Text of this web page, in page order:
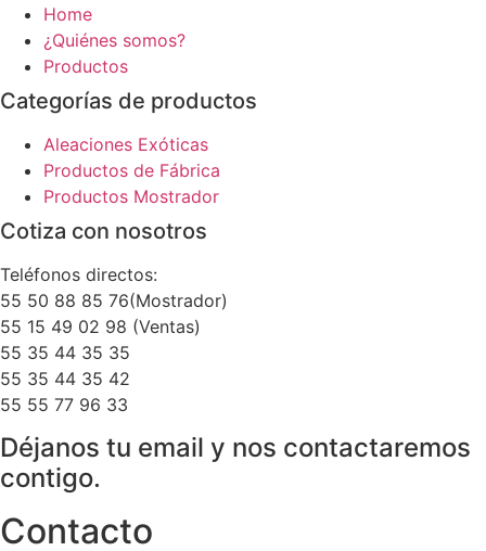
Home
¿Quiénes somos?
Productos
Categorías de productos
Aleaciones Exóticas
Productos de Fábrica
Productos Mostrador
Cotiza con nosotros
Teléfonos directos:
55 50 88 85 76(Mostrador)
55 15 49 02 98 (Ventas)
55 35 44 35 35
55 35 44 35 42
55 55 77 96 33
Déjanos tu email y nos contactaremos
contigo.
Contacto